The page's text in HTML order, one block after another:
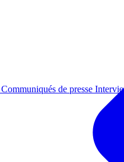
Communiqués de presse